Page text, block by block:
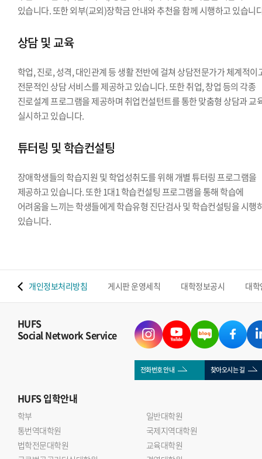
있습니다. 또한 외부(교외)장학금 안내와 추천을 함께 시행하고 있습니
상담 및 교육
학업, 진로, 성격, 대인관계 등 생활 전반에 걸쳐 상담전문가가 체계적이
전문적인 상담 서비스를 제공하고 있습니다. 또한 취업, 창업 등의 각종
진로설계 프로그램을 제공하며 취업컨설턴트를 통한 맞춤형 상담과 교
실시하고 있습니다.
튜터링 및 학습컨설팅
장애학생들의 학습지원 및 학업성취도를 위해 개별 튜터링 프로그램을
제공하고 있습니다. 또한 1대1 학습컨설팅 프로그램을 통해 학습에
어려움을 느끼는 학생들에게 학습유형 진단검사 및 학습컨설팅을 시행
있습니다.
개인정보처리방침 게시판 운영세칙 대학정보공시 대
HUFS
Social Network Service
전화번호 안내 찾아오시는 길
HUFS입학안내
학부
일반대학원
통번역대학원
국제지역대학원
법학전문대학원
교육대학원